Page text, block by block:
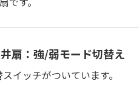
扇：強/弱モード切替え
イッチがついています。